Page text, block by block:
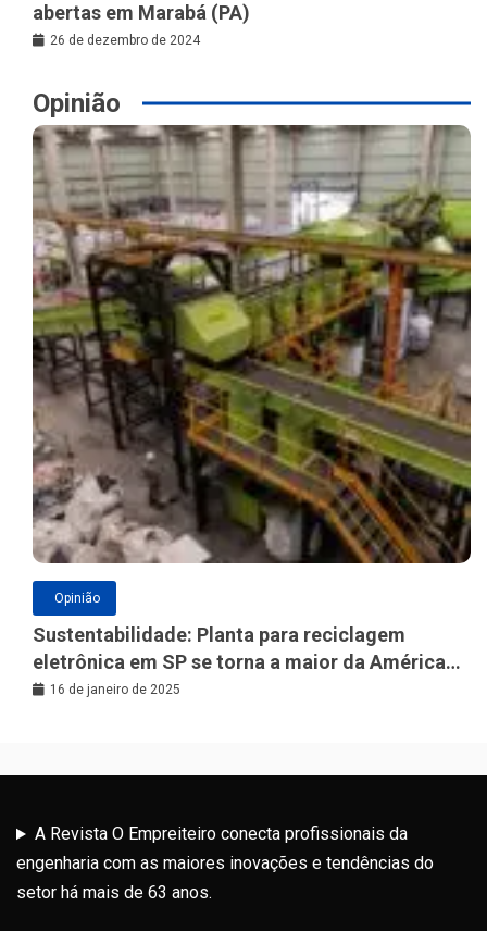
abertas em Marabá (PA)
26 de dezembro de 2024
Opinião
Opinião
Sustentabilidade: Planta para reciclagem
eletrônica em SP se torna a maior da América
Latina
16 de janeiro de 2025
A Revista O Empreiteiro conecta profissionais da
engenharia com as maiores inovações e tendências do
setor há mais de 63 anos.